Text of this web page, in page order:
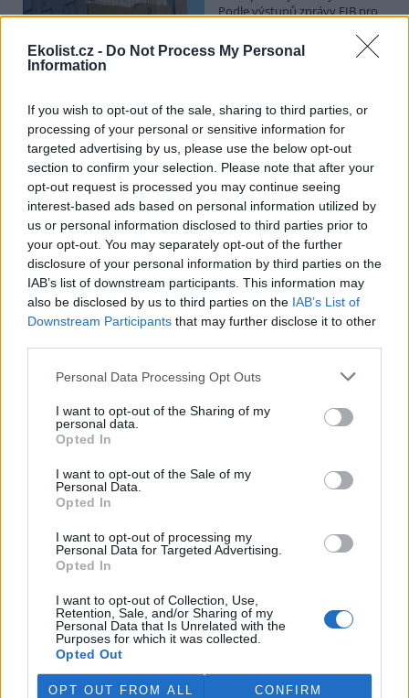
Ekolist.cz - Do Not Process My Personal
Information
If you wish to opt-out of the sale, sharing to third parties, or
processing of your personal or sensitive information for
targeted advertising by us, please use the below opt-out
section to confirm your selection. Please note that after your
opt-out request is processed you may continue seeing
interest-based ads based on personal information utilized by
us or personal information disclosed to third parties prior to
your opt-out. You may separately opt-out of the further
disclosure of your personal information by third parties on the
IAB’s list of downstream participants. This information may
also be disclosed by us to third parties on the IAB’s List of
Downstream Participants that may further disclose it to other
Personal Data Processing Opt Outs
I want to opt-out of the Sharing of my
personal data.
Opted In
I want to opt-out of the Sale of my
Personal Data.
Opted In
I want to opt-out of processing my
Personal Data for Targeted Advertising.
Opted In
I want to opt-out of Collection, Use,
Retention, Sale, and/or Sharing of my
Personal Data that Is Unrelated with the
Purposes for which it was collected.
Opted Out
OPT OUT FROM ALL CONFIRM
Podle výstupů zprávy EIB pro
se to týká přibližně 1,1 milionu lidí, tedy zhruba 40 % osob žijících v
nájmu. K řešení krize dostupnosti bydlení je kromě nové výstavby
centrech obcí, a zároveň snižovat jeho dlouhodobé provozní
náklady. Desetina českých domácností totiž vydává na bydlení více
než 40 % svých příjmů.
Greenpeace: Podpora moratoria na hlubokomořskou
těžbu vzrostla na 46 států. ČR mezi nimi zatím chybí
4.8.2026
Diskuse: 3
Přes víkend skončilo 31. Valné
shromáždění Mezinárodního
úřadu pro mořské dno (ISA),
kde měla své zastoupení i
Česká republika. Zasedání
skončilo zklamáním, protože se vládám členských států nepodařilo
nebudou tolerovány.
Luboš Pavlovič: Veřejnost může do poloviny srpna
připomínkovat plavební kanál u Přelouče
3.8.2026
Diskuse: 16
července 2026 zahájení
zjišťovacího řízení pro záměr
do Pardubic. Veřejnost může své vyjádření k vlivům této stavby na
životní prostředí poslat ministerstvu do 13. srpna 2026.
Kilian Kaminski: Evropa slibuje právo na opravu.
Budou ale opravy skutečně levnější?